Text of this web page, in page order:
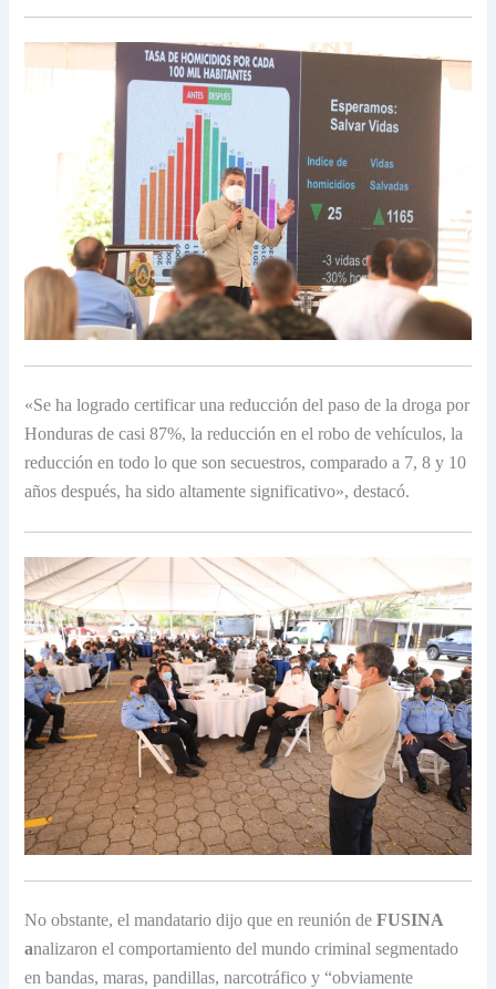
«Se ha logrado certificar una reducción del paso de la droga por
Honduras de casi 87%, la reducción en el robo de vehículos, la
reducción en todo lo que son secuestros, comparado a 7, 8 y 10
años después, ha sido altamente significativo», destacó.
No obstante, el mandatario dijo que en reunión de FUSINA
analizaron el comportamiento del mundo criminal segmentado
en bandas, maras, pandillas, narcotráfico y “obviamente